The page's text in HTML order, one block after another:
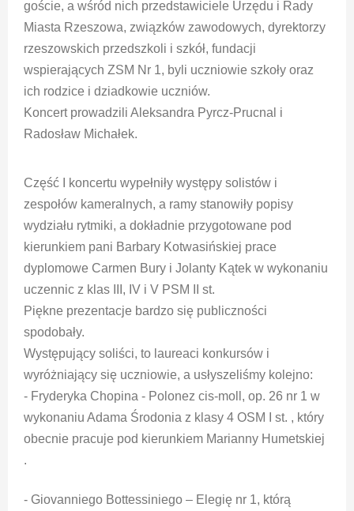
goście, a wśród nich przedstawiciele Urzędu i Rady
Miasta Rzeszowa, związków zawodowych, dyrektorzy
rzeszowskich przedszkoli i szkół, fundacji
wspierających ZSM Nr 1, byli uczniowie szkoły oraz
ich rodzice i dziadkowie uczniów.
Koncert prowadzili Aleksandra Pyrcz-Prucnal i
Radosław Michałek.
Część I koncertu wypełniły występy solistów i
zespołów kameralnych, a ramy stanowiły popisy
wydziału rytmiki, a dokładnie przygotowane pod
kierunkiem pani Barbary Kotwasińskiej prace
dyplomowe Carmen Bury i Jolanty Kątek w wykonaniu
uczennic z klas III, IV i V PSM II st.
Piękne prezentacje bardzo się publiczności
spodobały.
Występujący soliści, to laureaci konkursów i
wyróżniający się uczniowie, a usłyszeliśmy kolejno:
- Fryderyka Chopina - Polonez cis-moll, op. 26 nr 1 w
wykonaniu Adama Środonia z klasy 4 OSM I st. , który
obecnie pracuje pod kierunkiem Marianny Humetskiej
.
- Giovanniego Bottessiniego – Elegię nr 1, którą